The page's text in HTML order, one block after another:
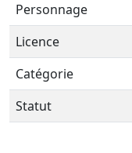
Personnage
Licence
Catégorie
Statut